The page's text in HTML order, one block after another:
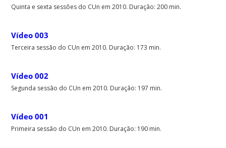
Quinta e sexta sessões do CUn em 2010. Duração: 200 min.
Vídeo 003
Terceira sessão do CUn em 2010. Duração: 173 min.
Vídeo 002
Segunda sessão do CUn em 2010. Duração: 197 min.
Vídeo 001
Primeira sessão do CUn em 2010. Duração: 190 min.